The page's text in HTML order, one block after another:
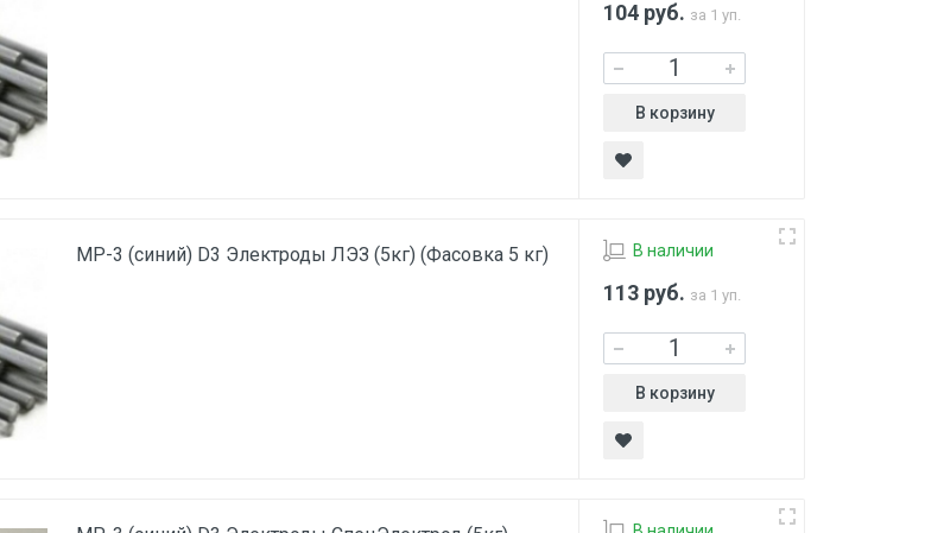
104 руб. за 1 уп.
В корзину
МР-3 (синий) D3 Электроды ЛЭЗ (5кг) (Фасовка 5 кг) В наличии
113 руб. за 1 уп.
В корзину